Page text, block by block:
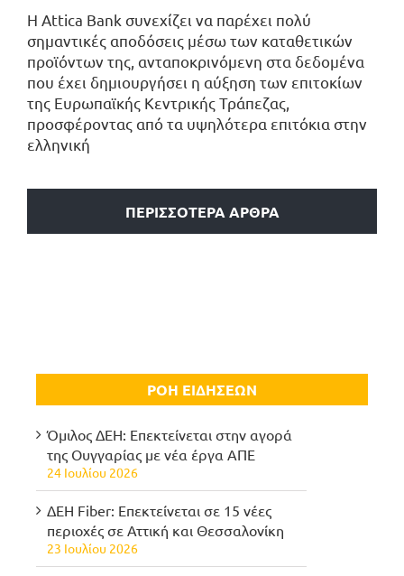
Η Attica Bank συνεχίζει να παρέχει πολύ
σημαντικές αποδόσεις μέσω των καταθετικών
προϊόντων της, ανταποκρινόμενη στα δεδομένα
που έχει δημιουργήσει η αύξηση των επιτοκίων
της Ευρωπαϊκής Κεντρικής Τράπεζας,
προσφέροντας από τα υψηλότερα επιτόκια στην
ελληνική
ΠΕΡΙΣΣΟΤΕΡΑ ΑΡΘΡΑ
ΡΟΗ ΕΙΔΗΣΕΩΝ
Όμιλος ΔΕΗ: Επεκτείνεται στην αγορά
της Ουγγαρίας με νέα έργα ΑΠΕ
24 Ιουλίου 2026
ΔΕΗ Fiber: Επεκτείνεται σε 15 νέες
περιοχές σε Αττική και Θεσσαλονίκη
23 Ιουλίου 2026